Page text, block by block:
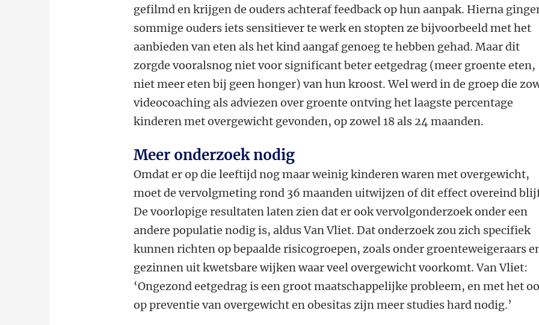
gefilmd en krijgen de ouders achteraf feedback op hun aanpak. Hierna
sommige ouders iets sensitiever te werk en stopten ze bijvoorbeeld met het
aanbieden van eten als het kind aangaf genoeg te hebben gehad. Maar dit
zorgde vooralsnog niet voor significant beter eetgedrag (meer groente eten,
niet meer eten bij geen honger) van hun kroost. Wel werd in de groep die
videocoaching als adviezen over groente ontving het laagste percentage
kinderen met overgewicht gevonden, op zowel 18 als 24 maanden.
Meer onderzoek nodig
Omdat er op die leeftijd nog maar weinig kinderen waren met overgewicht,
moet de vervolgmeting rond 36 maanden uitwijzen of dit effect overeind
De voorlopige resultaten laten zien dat er ook vervolgonderzoek onder een
andere populatie nodig is, aldus Van Vliet. Dat onderzoek zou zich specifiek
kunnen richten op bepaalde risicogroepen, zoals onder groenteweigeraars
gezinnen uit kwetsbare wijken waar veel overgewicht voorkomt. Van Vliet:
‘Ongezond eetgedrag is een groot maatschappelijke probleem, en met het
op preventie van overgewicht en obesitas zijn meer studies hard nodig.’